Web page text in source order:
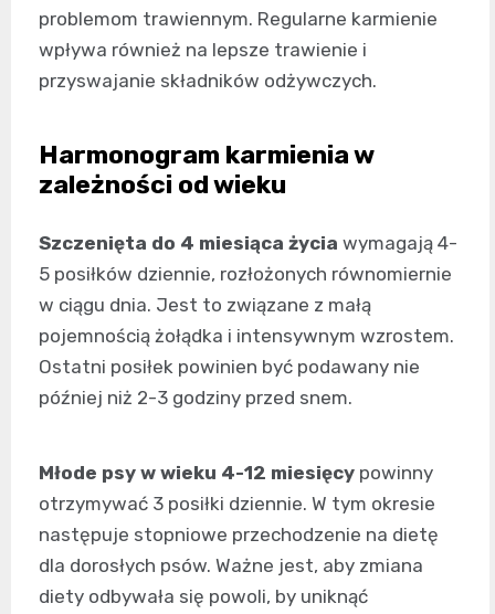
problemom trawiennym. Regularne karmienie
wpływa również na lepsze trawienie i
przyswajanie składników odżywczych.
Harmonogram karmienia w
zależności od wieku
Szczenięta do 4 miesiąca życia wymagają 4-
5 posiłków dziennie, rozłożonych równomiernie
w ciągu dnia. Jest to związane z małą
pojemnością żołądka i intensywnym wzrostem.
Ostatni posiłek powinien być podawany nie
później niż 2-3 godziny przed snem.
Młode psy w wieku 4-12 miesięcy powinny
otrzymywać 3 posiłki dziennie. W tym okresie
następuje stopniowe przechodzenie na dietę
dla dorosłych psów. Ważne jest, aby zmiana
diety odbywała się powoli, by uniknąć